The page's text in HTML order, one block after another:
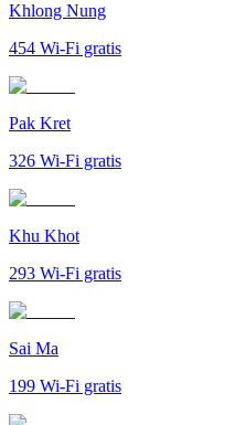
Khlong Nung
454 Wi-Fi gratis
Pak Kret
326 Wi-Fi gratis
Khu Khot
293 Wi-Fi gratis
Sai Ma
199 Wi-Fi gratis